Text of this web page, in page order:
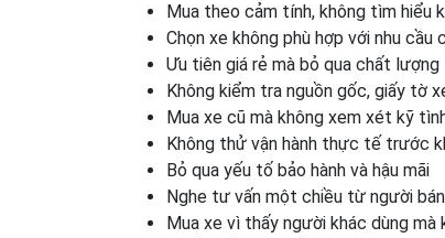
Mua theo cảm tính, không tìm hiểu
Chọn xe không phù hợp với nhu cầu
Ưu tiên giá rẻ mà bỏ qua chất lượng
Không kiểm tra nguồn gốc, giấy tờ
Mua xe cũ mà không xem xét kỹ
Không thử vận hành thực tế trước
Bỏ qua yếu tố bảo hành và hậu mãi
Nghe tư vấn một chiều từ người bán
Mua xe vì thấy người khác dùng mà